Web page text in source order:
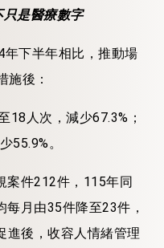
是醫療數字
下半年相比，推動場
施後：
18人次，減少67.3%；
55.9%。
案件212件，115年同
月由35件降至23件，
進後，收容人情緒管理